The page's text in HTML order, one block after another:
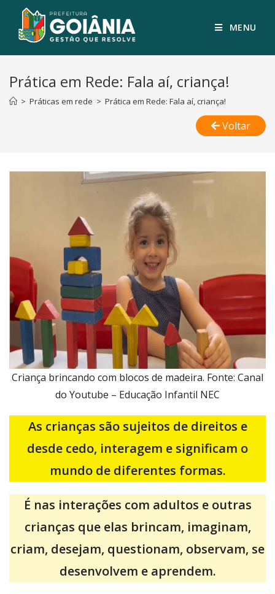
MENU
Prática em Rede: Fala aí, criança!
> Práticas em rede > Prática em Rede: Fala aí, criança!
Voltar
Criança brincando com blocos de madeira. Fonte: Canal
do Youtube – Educação Infantil NEC
As crianças são sujeitos de direitos e
desde cedo, interagem e significam o
mundo de diferentes formas.
É nas interações com adultos e outras
crianças que elas brincam, imaginam,
criam, desejam, questionam, observam, se
desenvolvem e aprendem.